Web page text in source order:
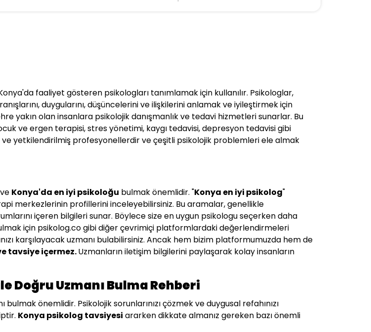
faaliyet gösteren psikologları tanımlamak için kullanılır. Psikologlar,
duygularını, düşüncelerini ve ilişkilerini anlamak ve iyileştirmek için
yakın olan insanlara psikolojik danışmanlık ve tedavi hizmetleri sunarlar. Bu
ve ergen terapisi, stres yönetimi, kaygı tedavisi, depresyon tedavisi gibi
ve yetkilendirilmiş profesyonellerdir ve çeşitli psikolojik problemleri ele almak
Konya'da en iyi psikoloğu bulmak önemlidir. " Konya en iyi psikolog
merkezlerinin profillerini inceleyebilirsiniz. Bu aramalar, genellikle
içeren bilgileri sunar. Böylece size en uygun psikologu seçerken daha
için psikolog.co gibi diğer çevrimiçi platformlardaki değerlendirmeleri
karşılayacak uzmanı bulabilirsiniz. Ancak hem bizim platformumuzda hem de
tavsiye içermez. Uzmanların iletişim bilgilerini paylaşarak kolay insanların
Doğru Uzmanı Bulma Rehberi
önemlidir. Psikolojik sorunlarınızı çözmek ve duygusal refahınızı
Konya psikolog tavsiyesi ararken dikkate almanız gereken bazı önemli